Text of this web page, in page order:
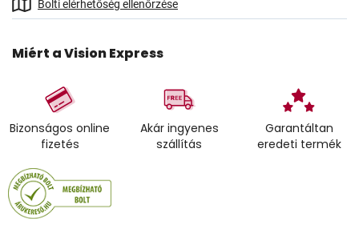
Bolti elérhetőség ellenőrzése
Miért a Vision Express
Bizonságos online
fizetés
Akár ingyenes
szállítás
Garantáltan
eredeti termék